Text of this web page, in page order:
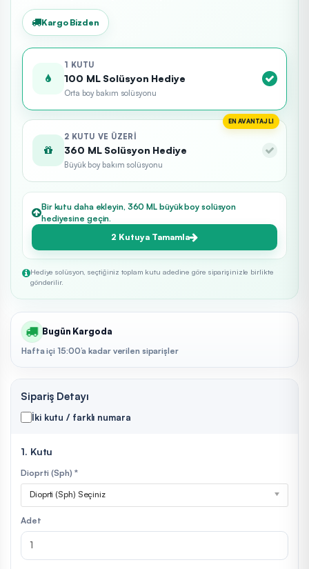
Kargo Bizden
1 KUTU
100 ML Solüsyon Hediye
Orta boy bakım solüsyonu
EN AVANTAJLI
2 KUTU VE ÜZERI
360 ML Solüsyon Hediye
Büyük boy bakım solüsyonu
Bir kutu daha ekleyin, 360 ML büyük boy solüsyon
hediyesine geçin.
2 Kutuya Tamamla
Hediye solüsyon, seçtiğiniz toplam kutu adedine göre siparişinizle birlikte
gönderilir.
Bugün Kargoda
Hafta içi 15:00’a kadar verilen siparişler
Sipariş Detayı
İki kutu / farklı numara
1. Kutu
Dioprti (Sph) *
Dioprti (Sph) Seçiniz
Adet